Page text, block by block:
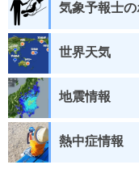
気象予報士
世界天気
地震情報
熱中症情報